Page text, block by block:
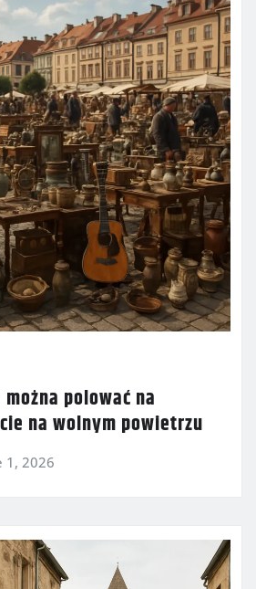
polować na
na wolnym powietrzu
1, 2026